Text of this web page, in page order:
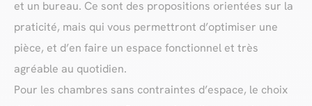
et un bureau. Ce sont des propositions orientées sur la
praticité, mais qui vous permettront d’optimiser une
pièce, et d’en faire un espace fonctionnel et très
agréable au quotidien.
Pour les chambres sans contraintes d’espace, le choix